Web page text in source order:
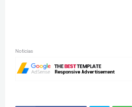
Noticias